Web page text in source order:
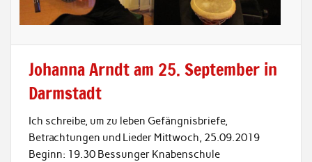
Johanna Arndt am 25. September in
Darmstadt
Ich schreibe, um zu leben Gefängnisbriefe,
Betrachtungen und Lieder Mittwoch, 25.09.2019
Beginn: 19.30 Bessunger Knabenschule